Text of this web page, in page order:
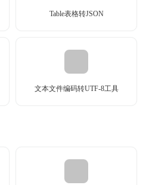
Table表格转JSON
文本文件编码转UTF-8工具